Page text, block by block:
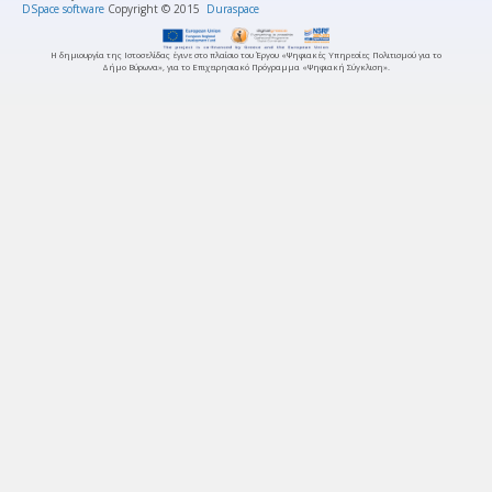
DSpace software Copyright © 2015 Duraspace
Η δημιουργία της Ιστοσελίδας έγινε στο πλαίσιο του Έργου «Ψηφιακές Υπηρεσίες Πολιτισμού για το
Δήμο Βύρωνα», για το Επιχειρησιακό Πρόγραμμα «Ψηφιακή Σύγκλιση».